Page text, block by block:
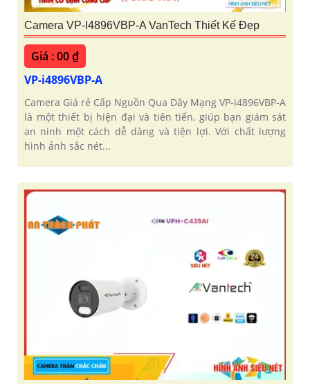
Camera VP-I4896VBP-A VanTech Thiết Kế Đẹp
Giá : 00 ₫
VP-i4896VBP-A
Camera Giá rẻ Cấp Nguồn Qua Dây Mạng VP-i4896VBP-A
là một thiết bị hiện đại và tiên tiến, giúp bạn giám sát
an ninh một cách dễ dàng và tiện lợi. Với chất lượng
hình ảnh sắc nét...